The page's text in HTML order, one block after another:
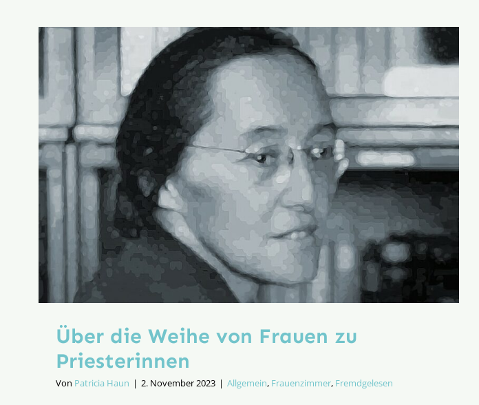
Über die Weihe von Frauen zu
Priesterinnen
Von Patricia Haun | 2. November 2023 | Allgemein, Frauenzimmer, Fremdgelesen